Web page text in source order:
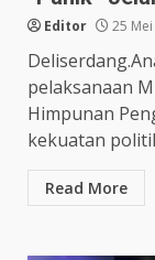
Editor 25
pelaksanaan
Himpunan
kekuatan
Read More